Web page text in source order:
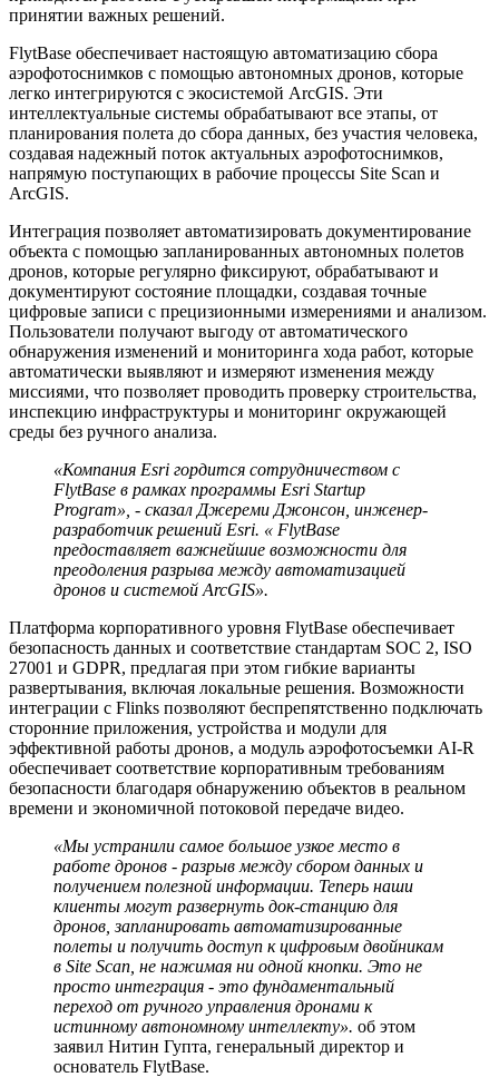
принятии важных решений.
FlytBase обеспечивает настоящую автоматизацию сбора
аэрофотоснимков с помощью автономных дронов, которые
легко интегрируются с экосистемой ArcGIS. Эти
интеллектуальные системы обрабатывают все этапы, от
планирования полета до сбора данных, без участия человека,
создавая надежный поток актуальных аэрофотоснимков,
напрямую поступающих в рабочие процессы Site Scan и
ArcGIS.
Интеграция позволяет автоматизировать документирование
объекта с помощью запланированных автономных полетов
дронов, которые регулярно фиксируют, обрабатывают и
документируют состояние площадки, создавая точные
цифровые записи с прецизионными измерениями и анализом.
Пользователи получают выгоду от автоматического
обнаружения изменений и мониторинга хода работ, которые
автоматически выявляют и измеряют изменения между
миссиями, что позволяет проводить проверку строительства,
инспекцию инфраструктуры и мониторинг окружающей
среды без ручного анализа.
«Компания Esri гордится сотрудничеством с
FlytBase в рамках программы Esri Startup
Program», - сказал Джереми Джонсон, инженер-
разработчик решений Esri. « FlytBase
предоставляет важнейшие возможности для
преодоления разрыва между автоматизацией
дронов и системой ArcGIS».
Платформа корпоративного уровня FlytBase обеспечивает
безопасность данных и соответствие стандартам SOC 2, ISO
27001 и GDPR, предлагая при этом гибкие варианты
развертывания, включая локальные решения. Возможности
интеграции с Flinks позволяют беспрепятственно подключать
сторонние приложения, устройства и модули для
эффективной работы дронов, а модуль аэрофотосъемки AI-R
обеспечивает соответствие корпоративным требованиям
безопасности благодаря обнаружению объектов в реальном
времени и экономичной потоковой передаче видео.
«Мы устранили самое большое узкое место в
работе дронов - разрыв между сбором данных и
получением полезной информации. Теперь наши
клиенты могут развернуть док-станцию ​​для
дронов, запланировать автоматизированные
полеты и получить доступ к цифровым двойникам
в Site Scan, не нажимая ни одной кнопки. Это не
просто интеграция - это фундаментальный
переход от ручного управления дронами к
истинному автономному интеллекту». об этом
заявил Нитин Гупта, генеральный директор и
основатель FlytBase.